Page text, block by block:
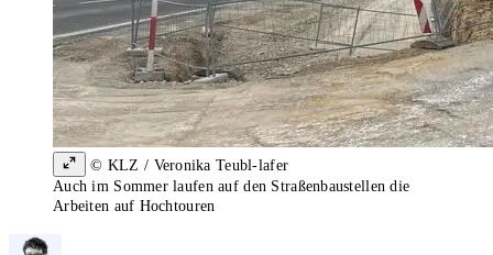
© KLZ / Veronika Teubl-lafer
Auch im Sommer laufen auf den Straßenbaustellen die
Arbeiten auf Hochtouren